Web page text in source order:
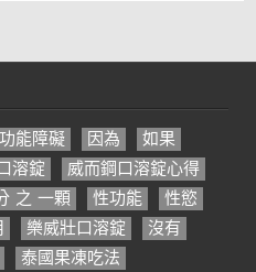
功能障礙 因為
如果
溶錠
威而鋼口溶錠心得
之 一顆 性功能
性慾
樂威壯口溶錠
沒有
泰國果凍吃法